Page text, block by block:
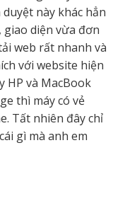
này khác hẳn
diện vừa đơn
web rất nhanh và
với website hiện
HP và MacBook
thì máy có vẻ
Tất nhiên đây chỉ
gì mà anh em